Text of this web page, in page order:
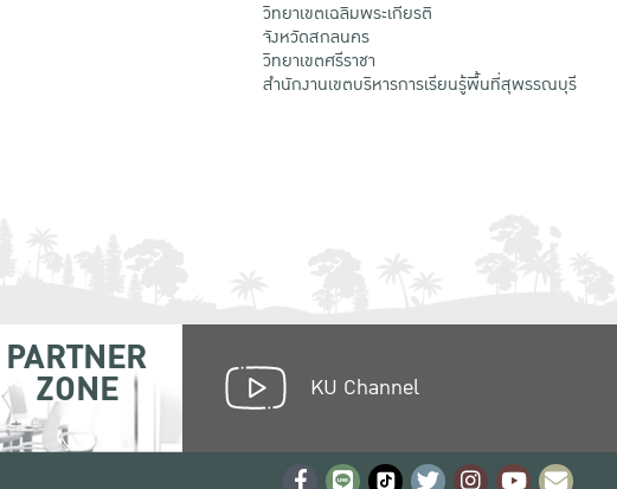
วิทยาเขตเฉลิมพระเกียรติ
จังหวัดสกลนคร
วิทยาเขตศรีราชา
สำนักงานเขตบริหารการเรียนรู้พื้นที่สุพรรณบุรี
PARTNER
ZONE KU Channel